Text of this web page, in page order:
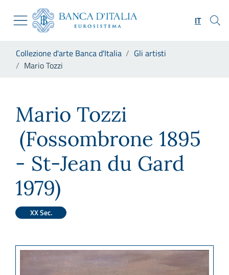
Skip to Main Content
Vai al sito istituzionale
Vai al menu di navigazione
Vai alla ricerca
Vai al footer
IT
Collezione d'arte Banca d'Italia
Gli artisti
Mario Tozzi
Mario Tozzi
(Fossombrone 1895
- St-Jean du Gard
1979)
XX Sec.